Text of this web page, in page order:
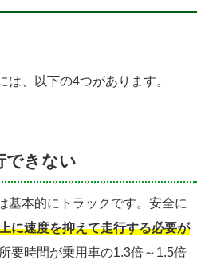
は、以下の4つがあります。
できない
基本的にトラックです。安全に
に速度を抑えて走行する必要が
要時間が乗用車の1.3倍～1.5倍